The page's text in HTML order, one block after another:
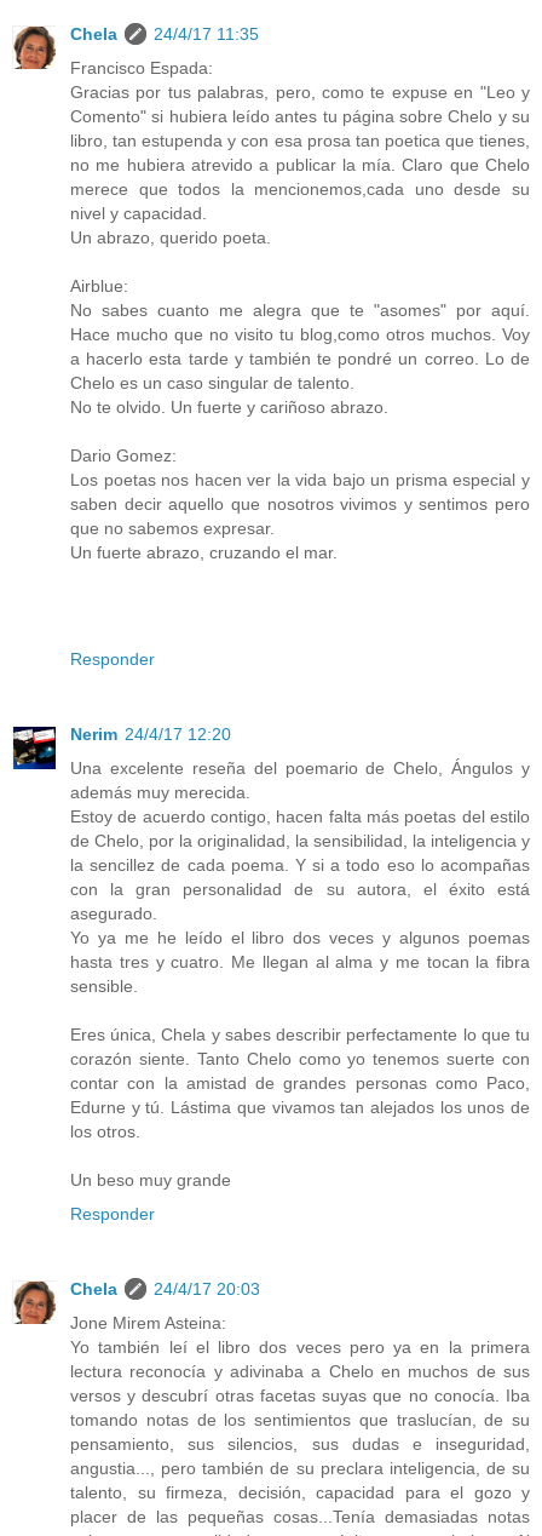
Chela
24/4/17 11:35
Francisco Espada:
Gracias por tus palabras, pero, como te expuse en "Leo y
Comento" si hubiera leído antes tu página sobre Chelo y su
libro, tan estupenda y con esa prosa tan poetica que tienes,
no me hubiera atrevido a publicar la mía. Claro que Chelo
merece que todos la mencionemos,cada uno desde su
nivel y capacidad.
Un abrazo, querido poeta.
Airblue:
No sabes cuanto me alegra que te "asomes" por aquí.
Hace mucho que no visito tu blog,como otros muchos. Voy
a hacerlo esta tarde y también te pondré un correo. Lo de
Chelo es un caso singular de talento.
No te olvido. Un fuerte y cariñoso abrazo.
Dario Gomez:
Los poetas nos hacen ver la vida bajo un prisma especial y
saben decir aquello que nosotros vivimos y sentimos pero
que no sabemos expresar.
Un fuerte abrazo, cruzando el mar.
Responder
Nerim 24/4/17 12:20
Una excelente reseña del poemario de Chelo, Ángulos y
además muy merecida.
Estoy de acuerdo contigo, hacen falta más poetas del estilo
de Chelo, por la originalidad, la sensibilidad, la inteligencia y
la sencillez de cada poema. Y si a todo eso lo acompañas
con la gran personalidad de su autora, el éxito está
asegurado.
Yo ya me he leído el libro dos veces y algunos poemas
hasta tres y cuatro. Me llegan al alma y me tocan la fibra
sensible.
Eres única, Chela y sabes describir perfectamente lo que tu
corazón siente. Tanto Chelo como yo tenemos suerte con
contar con la amistad de grandes personas como Paco,
Edurne y tú. Lástima que vivamos tan alejados los unos de
los otros.
Un beso muy grande
Responder
Chela
24/4/17 20:03
Jone Mirem Asteina:
Yo también leí el libro dos veces pero ya en la primera
lectura reconocía y adivinaba a Chelo en muchos de sus
versos y descubrí otras facetas suyas que no conocía. Iba
tomando notas de los sentimientos que traslucían, de su
pensamiento, sus silencios, sus dudas e inseguridad,
angustia..., pero también de su preclara inteligencia, de su
talento, su firmeza, decisión, capacidad para el gozo y
placer de las pequeñas cosas...Tenía demasiadas notas